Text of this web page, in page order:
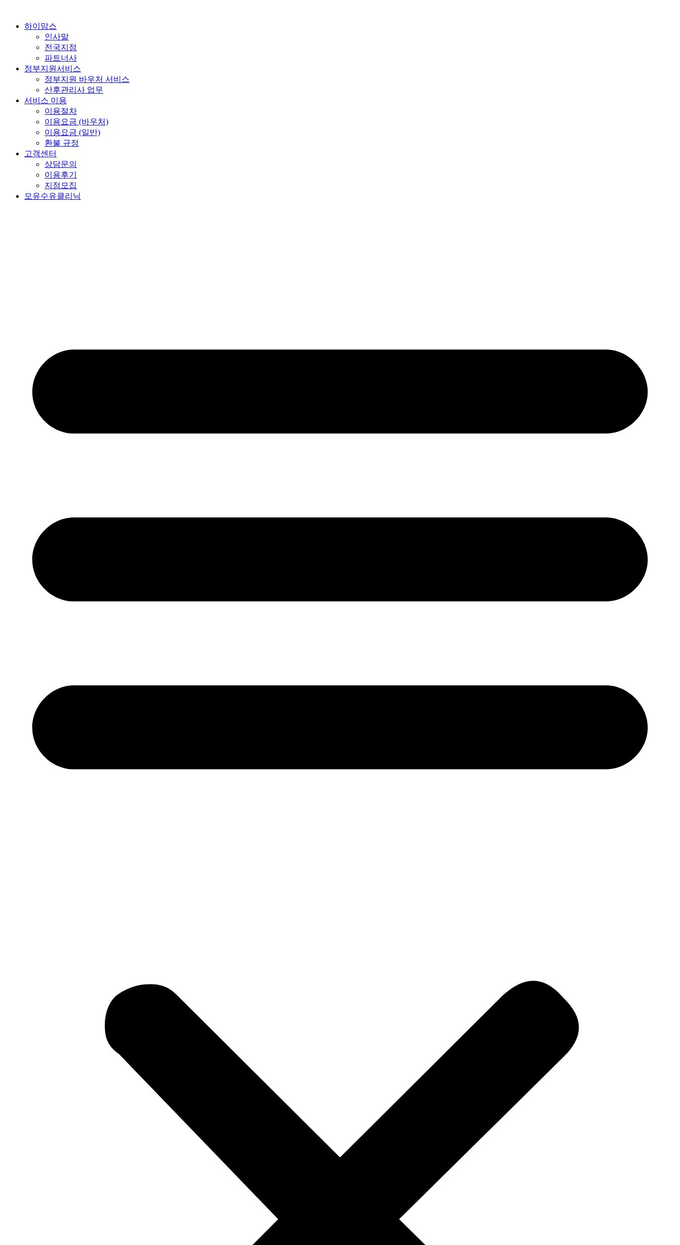
하이맘스
인사말
전국지점
파트너사
정부지원서비스
정부지원 바우처 서비스
산후관리사 업무
서비스 이용
이용절차
이용요금 (바우처)
이용요금 (일반)
환불 규정
고객센터
상담문의
이용후기
지점모집
모유수유클리닉